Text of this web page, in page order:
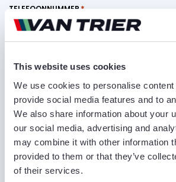
This website uses cookies
We use cookies to personalise
provide social media features and to
We also share information about your
our social media, advertising and
may combine it with other information
provided to them or that they’ve
of their services.
TELEFOONNUMMER
E-MAILADRES
OPMERKINGEN